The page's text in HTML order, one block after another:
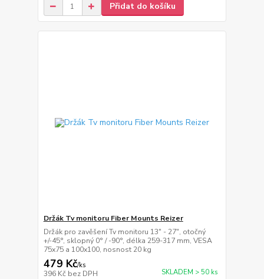
Přidat do košíku
Držák Tv monitoru Fiber Mounts Reizer
Držák pro zavěšení Tv monitoru 13" - 27", otočný
+/-45°, sklopný 0° / -90°, délka 259-317 mm, VESA
75x75 a 100x100, nosnost 20 kg
479 Kč/ks
396 Kč bez DPH SKLADEM > 50 ks